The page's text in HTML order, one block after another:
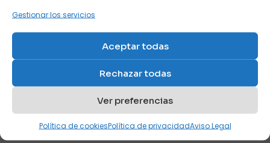
Gestionar los servicios
Aceptar todas
Rechazar todas
Ver preferencias
Política de cookiesPolítica de privacidadAviso Legal
de tu salón
puede parecer un desafío, pero con un enfoque
adecuado, puedes lograr que sea una pieza